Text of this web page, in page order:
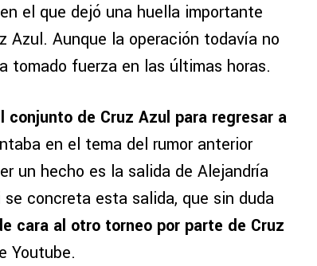
el que dejó una huella importante
Azul. Aunque la operación todavía no
tomado fuerza en las últimas horas.
de Cruz Azul para regresar a
en el tema del rumor anterior
un hecho es la salida de Alejandría
concreta esta salida, que sin duda
cara al otro torneo por parte de Cruz
Youtube.